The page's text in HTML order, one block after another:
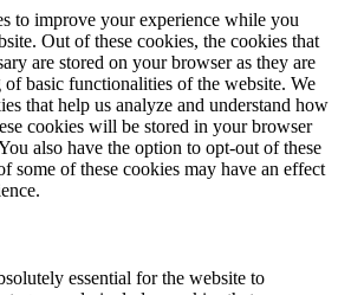
to improve your experience while you
Out of these cookies, the cookies that
are stored on your browser as they are
basic functionalities of the website. We
that help us analyze and understand how
cookies will be stored in your browser
also have the option to opt-out of these
some of these cookies may have an effect
essential for the website to